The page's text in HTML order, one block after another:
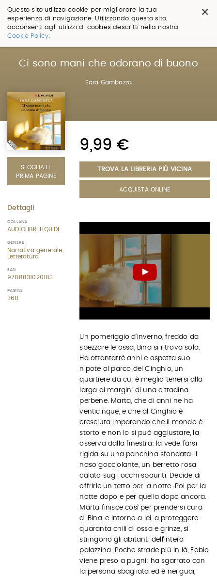
×
Questo sito utilizza cookie per migliorare la tua
esperienza di navigazione. Utilizzando questo sito,
acconsenti agli utilizzi di cookies descritti nella nostra
Cookie Policy.
Salta
SaltaCi sono mani che odorano di buono
Sara Gambazza
SFOGLIA LE
PRIMA PAGINE
Dettagli
COLLANA
AUDIOLIBRI LIQUIDI
GENERE
Narrativa generale,
Letteratura
EAN
9788831020183
PAGINE
368
9,99 €
TROVA LA LIBRERIA PIÙ VICINA
ACQUISTA ONLINE
Un pomeriggio d’inverno, freddo da
spezzare le ossa, Bina si ritrova sola.
Ha ottantatré anni e aspetta suo
nipote al parco del Cinghio, un
quartiere da cui è meglio tenersi alla
larga ai margini di una cittadina
perbene. Marta, che di anni ne ha
venticinque, e che al Cinghio è
cresciuta imparando che il mondo è
storto e non lo si può aggiustare, la
osserva dalla finestra: la vede farsi
rigida su una panchina sfondata, il
naso gocciolante, un berretto rosa
calato sugli occhi spauriti. Decide di
offrirle un tetto per la notte. Poi per la
notte dopo e per quella dopo ancora.
Marta finisce così per prendersi cura
di Bina, e intorno a lei, a proteggere
quaranta chili di ossa e grinze, si
stringono gli abitanti dell’intera
palazzina. Poche strade più in là, Fabio
viene preso a pugni: ha sgarrato con
la persona sbagliata ed è nei guai,